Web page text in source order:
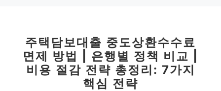
주택담보대출 중도상환수수료
면제 방법 | 은행별 정책 비교 |
비용 절감 전략 총정리: 7가지
핵심 전략